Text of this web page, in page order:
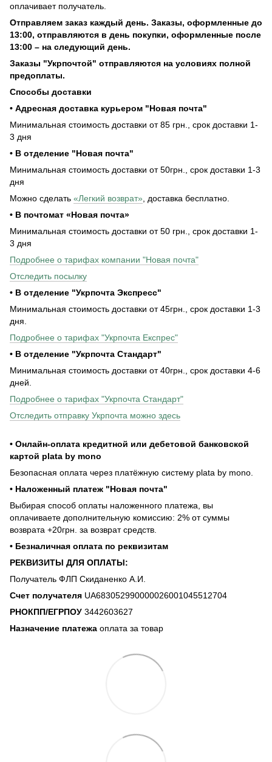
оплачивает получатель.
Отправляем заказ каждый день. Заказы, оформленные до
13:00, отправляются в день покупки, оформленные после
13:00 – на следующий день.
Заказы "Укрпочтой" отправляются на условиях полной
предоплаты.
Способы доставки
• Адресная доставка курьером "Новая почта"
Минимальная стоимость доставки от 85 грн., срок доставки 1-
3 дня
• В отделение "Новая почта"
Минимальная стоимость доставки от 50грн., срок доставки 1-3
дня
Можно сделать «Легкий возврат» , доставка бесплатно.
• В почтомат «Новая почта»
Минимальная стоимость доставки от 50 грн., срок доставки 1-
3 дня
Подробнее о тарифах компании "Новая почта"
Отследить посылку
• В отделение "Укрпочта Экспресс"
Минимальная стоимость доставки от 45грн., срок доставки 1-3
дня.
Подробнее о тарифах "Укрпочта Експрес"
• В отделение "Укрпочта Стандарт"
Минимальная стоимость доставки от 40грн., срок доставки 4-6
дней.
Подробнее о тарифах "Укрпочта Стандарт"
Отследить отправку Укрпочта можно здесь
• Онлайн-оплата кредитной или дебетовой банковской
картой plata by mono
Безопасная оплата через платёжную систему plata by mono.
• Наложенный платеж "Новая почта"
Выбирая способ оплаты наложенного платежа, вы
оплачиваете дополнительную комиссию: 2% от суммы
возврата +20грн. за возврат средств.
• Безналичная оплата по реквизитам
РЕКВИЗИТЫ ДЛЯ ОПЛАТЫ:
Получатель ФЛП Скиданенко А.И.
Счет получателя UA683052990000026001045512704
РНОКПП/ЕГРПОУ 3442603627
Назначение платежа оплата за товар